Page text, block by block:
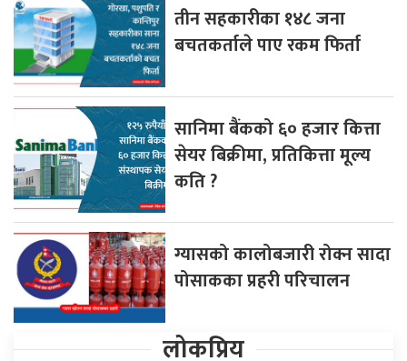
तीन सहकारीका १४८ जना
बचतकर्ताले पाए रकम फिर्ता
सानिमा बैंकको ६० हजार कित्ता
सेयर बिक्रीमा, प्रतिकित्ता मूल्य
कति ?
ग्यासको कालोबजारी रोक्न सादा
पोसाकका प्रहरी परिचालन
लोकप्रिय